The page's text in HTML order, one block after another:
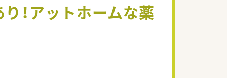
！アットホームな薬